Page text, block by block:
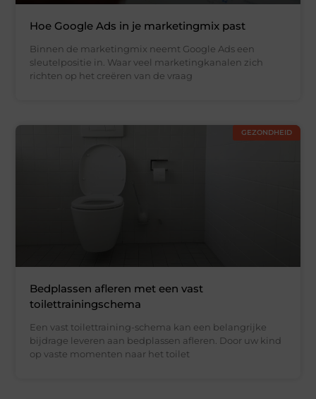
Hoe Google Ads in je marketingmix past
Binnen de marketingmix neemt Google Ads een
sleutelpositie in. Waar veel marketingkanalen zich
richten op het creëren van de vraag
GEZONDHEID
Bedplassen afleren met een vast
toilettrainingschema
Een vast toilettraining-schema kan een belangrijke
bijdrage leveren aan bedplassen afleren. Door uw kind
op vaste momenten naar het toilet